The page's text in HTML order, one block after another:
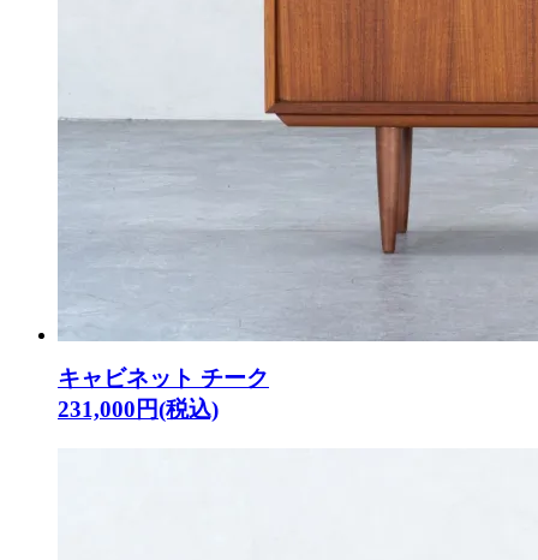
キャビネット チーク
231,000円(税込)